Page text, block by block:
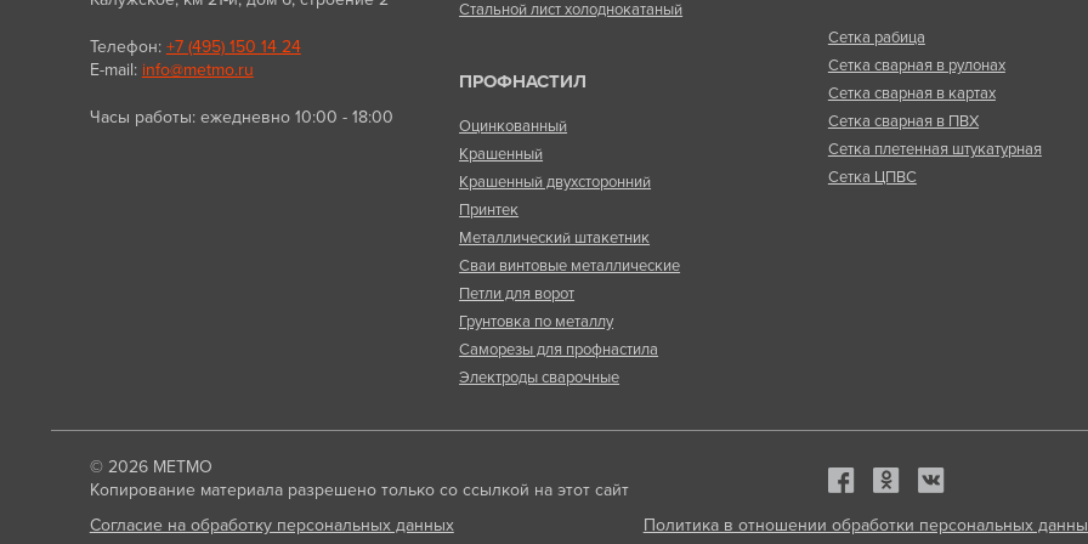
Телефон: +7 (495) 150 14 24
E-mail: info@metmo.ru
Часы работы: ежедневно 10:00 - 18:00
Стальной лист холоднокатаный
ПРОФНАСТИЛ
Оцинкованный
Крашенный
Крашенный двухсторонний
Принтек
Металлический штакетник
Сваи винтовые металлические
Петли для ворот
Грунтовка по металлу
Саморезы для профнастила
Электроды сварочные
Сетка рабица
Сетка сварная в рулонах
Сетка сварная в картах
Сетка сварная в ПВХ
Сетка плетенная штукатурная
Сетка ЦПВС
© 2026 МЕТМО
Копирование материала разрешено только со ссылкой на этот сайт
Согласие на обработку персональных данных
Политика в отношении обработки персональных